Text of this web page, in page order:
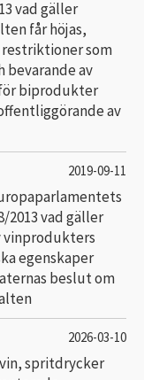
vad gäller
får höjas,
som
bevarande av
biprodukter
av
2019-09-11
2013 vad gäller
vinprodukters
egenskaper
beslut om
2026-03-10
spritdrycker